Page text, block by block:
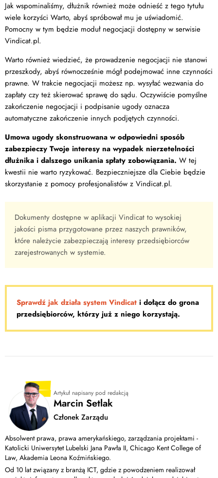
Jak wspominaliśmy, dłużnik również może odnieść z tego tytułu
wiele korzyści Warto, abyś spróbował mu je uświadomić.
Pomocny w tym będzie moduł negocjacji dostępny w serwisie
Vindicat.pl.
Warto również wiedzieć, że prowadzenie negocjacji nie stanowi
przeszkody, abyś równocześnie mógł podejmować inne czynności
prawne. W trakcie negocjacji możesz np. wysyłać wezwania do
zapłaty czy też skierować sprawę do sądu. Oczywiście pomyślne
zakończenie negocjacji i podpisanie ugody oznacza
automatyczne zakończenie innych podjętych czynności.
Umowa ugody skonstruowana w odpowiedni sposób
zabezpieczy Twoje interesy na wypadek nierzetelności
dłużnika i dalszego unikania spłaty zobowiązania. W tej
kwestii nie warto ryzykować. Bezpieczniejsze dla Ciebie będzie
skorzystanie z pomocy profesjonalistów z Vindicat.pl.
Dokumenty dostępne w aplikacji Vindicat to wysokiej
jakości pisma przygotowane przez naszych prawników,
które należycie zabezpieczają interesy przedsiębiorców
zarejestrowanych w systemie.
Sprawdź jak działa system Vindicat i dołącz do grona
przedsiębiorców, którzy już z niego korzystają.
Artykuł napisany pod redakcją
Marcin Setlak
Członek Zarządu
Absolwent prawa, prawa amerykańskiego, zarządzania projektami -
Katolicki Uniwersytet Lubelski Jana Pawła II, Chicago Kent College of
Law, Akademia Leona Koźmińskiego.
Od 10 lat związany z branżą ICT, gdzie z powodzeniem realizował